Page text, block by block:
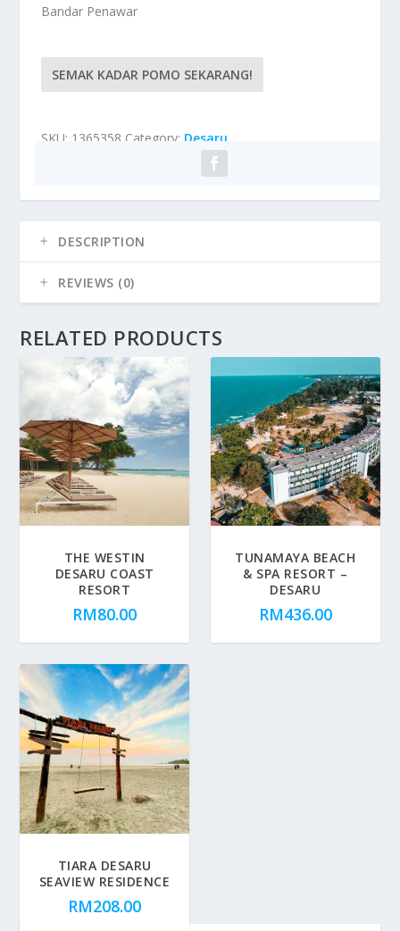
Bandar Penawar
SEMAK KADAR POMO SEKARANG!
SKU: 1365358 Category: Desaru
DESCRIPTION
REVIEWS (0)
RELATED PRODUCTS
THE WESTIN
DESARU COAST
RESORT
RM80.00
TUNAMAYA BEACH
& SPA RESORT –
DESARU
RM436.00
TIARA DESARU
SEAVIEW RESIDENCE
RM208.00